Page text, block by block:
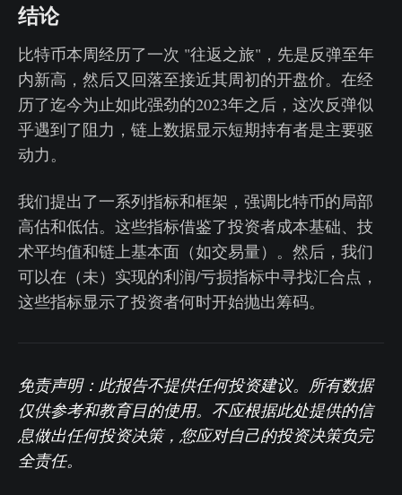
结论
比特币本周经历了一次 "往返之旅"，先是反弹至年
内新高，然后又回落至接近其周初的开盘价。在经
历了迄今为止如此强劲的2023年之后，这次反弹似
乎遇到了阻力，链上数据显示短期持有者是主要驱
动力。
我们提出了一系列指标和框架，强调比特币的局部
高估和低估。这些指标借鉴了投资者成本基础、技
术平均值和链上基本面（如交易量）。然后，我们
可以在（未）实现的利润/亏损指标中寻找汇合点，
这些指标显示了投资者何时开始抛出筹码。
免责声明：此报告不提供任何投资建议。所有数据
仅供参考和教育目的使用。不应根据此处提供的信
息做出任何投资决策，您应对自己的投资决策负完
全责任。